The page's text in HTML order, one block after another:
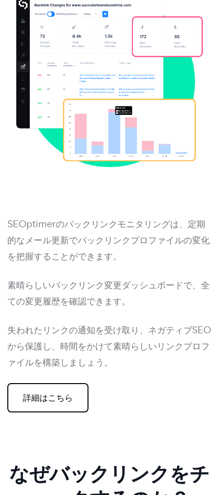
SEOptimerのバックリンクモニタリングは、定期
的なメール更新でバックリンクプロファイルの変化
を把握することができます。
素晴らしいバックリンク変更ダッシュボードで、全
ての変更履歴を確認できます。
失われたリンクの通知を受け取り、ネガティブSEO
から保護し、時間をかけて素晴らしいリンクプロフ
ァイルを構築しましょう。
詳細はこちら
なぜバックリンクをチ